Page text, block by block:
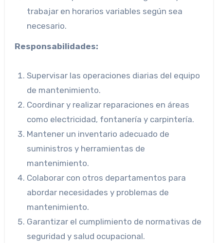
trabajar en horarios variables según sea
necesario.
Responsabilidades:
Supervisar las operaciones diarias del equipo
de mantenimiento.
Coordinar y realizar reparaciones en áreas
como electricidad, fontanería y carpintería.
Mantener un inventario adecuado de
suministros y herramientas de
mantenimiento.
Colaborar con otros departamentos para
abordar necesidades y problemas de
mantenimiento.
Garantizar el cumplimiento de normativas de
seguridad y salud ocupacional.